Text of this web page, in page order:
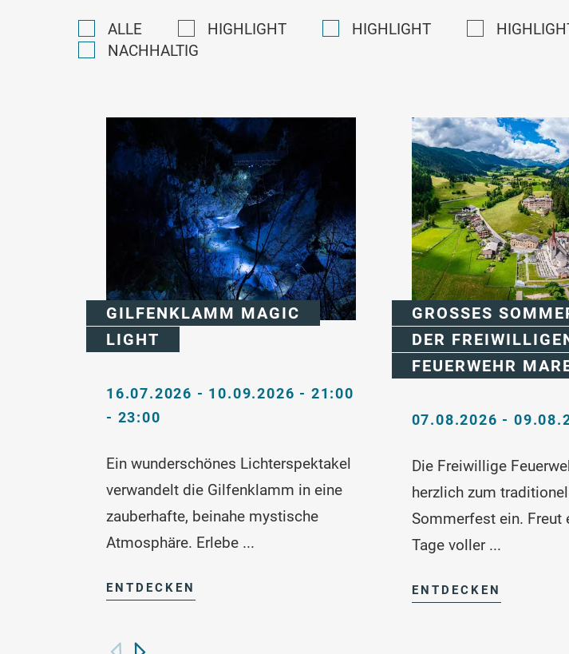
ALLE HIGHLIGHT HIGHLIGHT
NACHHALTIG
GILFENKLAMM MAGIC
LIGHT
16.07.2026 - 10.09.2026 - 21:00
- 23:00
Ein wunderschönes Lichterspektakel
verwandelt die Gilfenklamm in eine
zauberhafte, beinahe mystische
Atmosphäre. Erlebe ...
ENTDECKEN
GROSSES
ER FREIWILLIGEN
EUERWEHR
07.08.2026 -
Die Freiwillige
herzlich zum
Sommerfest ein. Freut
Tage voller ...
ENTDECKEN